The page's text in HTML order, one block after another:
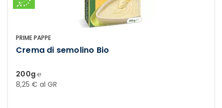
PRIME PAPPE
Crema di semolino Bio
200g ℮
8,25 € al GR